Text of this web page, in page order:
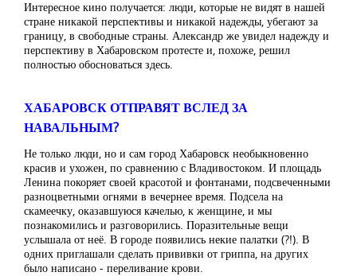
Интересное кино получается: люди, которые не видят в нашей
стране никакой перспективы и никакой надежды, убегают за
границу, в свободные страны. Александр же увидел надежду и
перспективу в Хабаровском протесте и, похоже, решил
полностью обосноваться здесь.
ХАБАРОВСК ОТПРАВЯТ ВСЛЕД ЗА
НАВАЛЬНЫМ?
Не только люди, но и сам город Хабаровск необыкновенно
красив и ухожен, по сравнению с Владивостоком. И площадь
Ленина покоряет своей красотой и фонтанами, подсвеченными
разноцветными огнями в вечернее время. Подсела на
скамеечку, оказавшуюся качелью, к женщине, и мы
познакомились и разговорились. Поразительные вещи
услышала от неё. В городе появились некие палатки (?!). В
одних приглашали сделать прививки от гриппа, на других
было написано - переливание крови.